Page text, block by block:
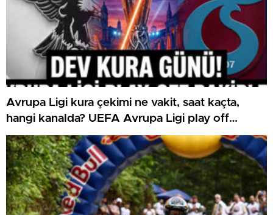
Avrupa Ligi kura çekimi ne vakit, saat kaçta,
hangi kanalda? UEFA Avrupa Ligi play off
Beşiktaş ve Trabzonspor olası rakipleri